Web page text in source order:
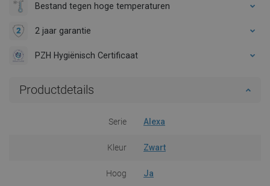
Bestand tegen hoge temperaturen
2 jaar garantie
PZH Hygiënisch Certificaat
Productdetails
Serie Alexa
Kleur Zwart
Hoog Ja